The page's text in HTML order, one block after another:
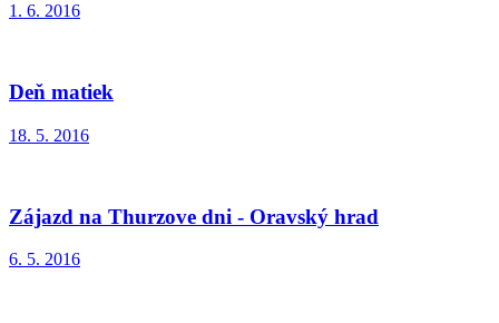
1. 6. 2016
Deň matiek
18. 5. 2016
Zájazd na Thurzove dni - Oravský hrad
6. 5. 2016